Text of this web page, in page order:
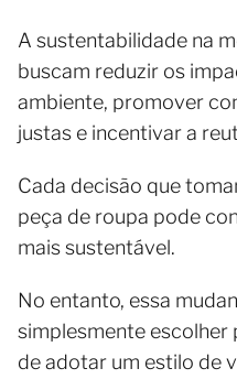
A sustentabilidade na
buscam reduzir os
ambiente, promover
justas e incentivar a
Cada decisão que
peça de roupa pode
mais sustentável.
No entanto, essa
simplesmente
de adotar um estilo de